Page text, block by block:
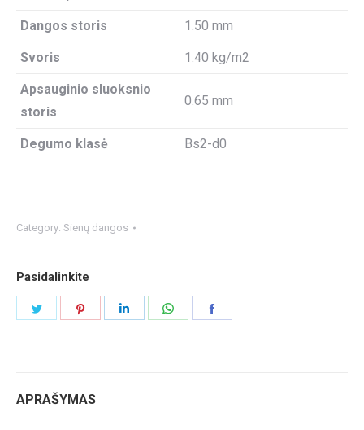
Dangos storis 1.50 mm
Svoris 1.40 kg/m2
Apsauginio sluoksnio
storis
0.65 mm
Degumo klasė Bs2-d0
Category: Sienų dangos
Pasidalinkite
APRAŠYMAS